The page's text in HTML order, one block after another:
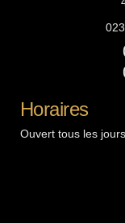
Horaires
Ouvert tous les